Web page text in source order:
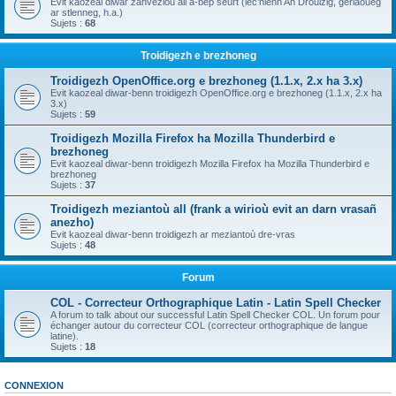
ar stlenneg, h.a.)
Sujets : 68
Troidigezh e brezhoneg
Troidigezh OpenOffice.org e brezhoneg (1.1.x, 2.x ha 3.x)
Evit kaozeal diwar-benn troidigezh OpenOffice.org e brezhoneg (1.1.x, 2.x ha
3.x)
Sujets : 59
Troidigezh Mozilla Firefox ha Mozilla Thunderbird e
brezhoneg
Evit kaozeal diwar-benn troidigezh Mozilla Firefox ha Mozilla Thunderbird e
brezhoneg
Sujets : 37
Troidigezh meziantoù all (frank a wirioù evit an darn vrasañ
anezho)
Evit kaozeal diwar-benn troidigezh ar meziantoù dre-vras
Sujets : 48
Forum
COL - Correcteur Orthographique Latin - Latin Spell Checker
A forum to talk about our successful Latin Spell Checker COL. Un forum pour
échanger autour du correcteur COL (correcteur orthographique de langue
latine).
Sujets : 18
CONNEXION